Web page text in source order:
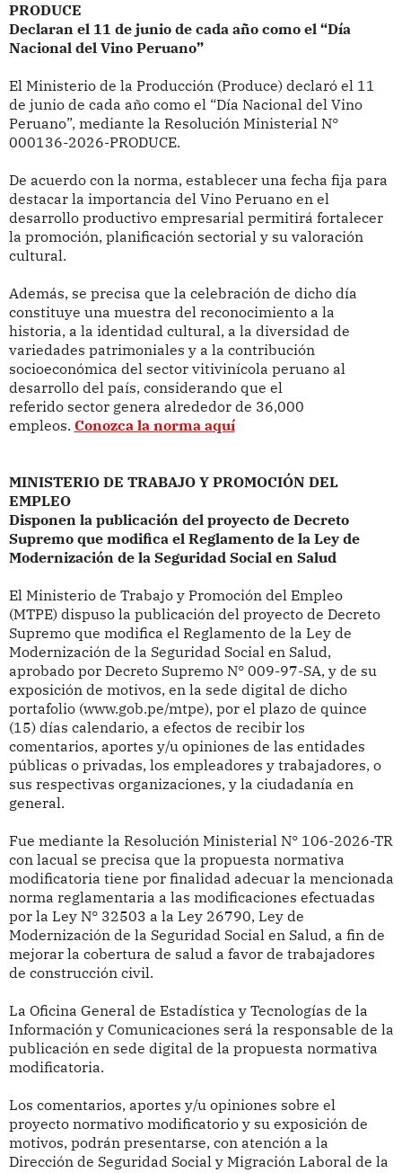
PRODUCE
Declaran el 11 de junio de cada año como el “Día
Nacional del Vino Peruano”
El Ministerio de la Producción (Produce) declaró el 11
de junio de cada año como el “Día Nacional del Vino
Peruano”, mediante la Resolución Ministerial N°
000136-2026-PRODUCE.
De acuerdo con la norma, establecer una fecha fija para
destacar la importancia del Vino Peruano en el
desarrollo productivo empresarial permitirá fortalecer
la promoción, planificación sectorial y su valoración
cultural.
Además, se precisa que la celebración de dicho día
constituye una muestra del reconocimiento a la
historia, a la identidad cultural, a la diversidad de
variedades patrimoniales y a la contribución
socioeconómica del sector vitivinícola peruano al
desarrollo del país, considerando que el
referido sector genera alrededor de 36,000
empleos. Conozca la norma aquí
MINISTERIO DE TRABAJO Y PROMOCIÓN DEL
EMPLEO
Disponen la publicación del proyecto de Decreto
Supremo que modifica el Reglamento de la Ley de
Modernización de la Seguridad Social en Salud
El Ministerio de Trabajo y Promoción del Empleo
(MTPE)dispuso la publicación del proyecto de Decreto
Supremo que modifica el Reglamento de la Ley de
Modernización de la Seguridad Social en Salud,
aprobado por Decreto Supremo N° 009-97-SA, y de su
exposición de motivos, en la sede digital de dicho
portafolio (www.gob.pe/mtpe), por el plazo de quince
(15) días calendario, a efectos de recibir los
comentarios, aportes y/u opiniones de las entidades
públicas o privadas, los empleadores y trabajadores, o
sus respectivas organizaciones, y la ciudadanía en
general.
Fue mediante la Resolución Ministerial N° 106-2026-TR
con lacual se precisa que la propuesta normativa
modificatoria tiene por finalidad adecuar la mencionada
norma reglamentaria a las modificaciones efectuadas
por la Ley N° 32503 a la Ley 26790, Ley de
Modernización de la Seguridad Social en Salud, a fin de
mejorar la cobertura de salud a favor de trabajadores
de construcción civil.
La Oficina General de Estadística y Tecnologías de la
Información y Comunicaciones será la responsable de la
publicación en sede digital de la propuesta normativa
modificatoria.
Los comentarios, aportes y/u opiniones sobre el
proyecto normativo modificatorio y su exposición de
motivos, podrán presentarse, con atención a la
Dirección de Seguridad Social y Migración Laboral de la